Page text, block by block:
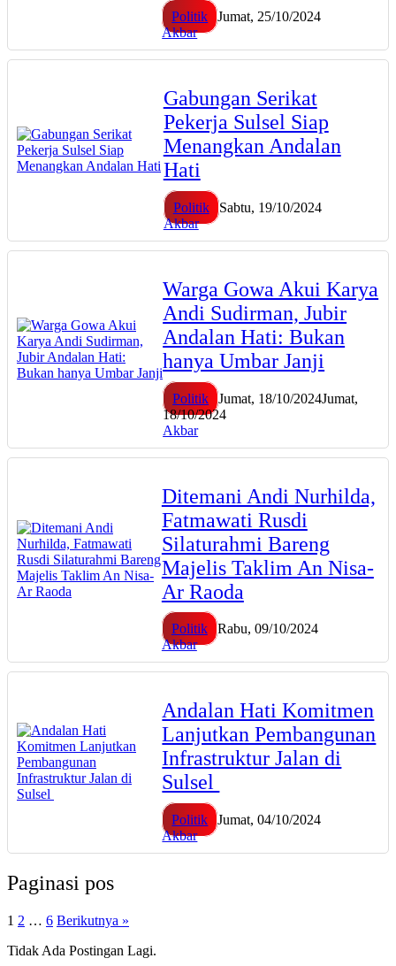
Politik
Jumat, 25/10/2024
Akbar
Gabungan Serikat
Pekerja Sulsel Siap
Menangkan Andalan
Hati
Politik
Sabtu, 19/10/2024
Akbar
Warga Gowa Akui Karya
Andi Sudirman, Jubir
Andalan Hati: Bukan
hanya Umbar Janji
Politik Jumat, 18/10/2024Jumat,
18/10/2024
Akbar
Ditemani Andi Nurhilda,
Fatmawati Rusdi
Silaturahmi Bareng
Majelis Taklim An Nisa-
Ar Raoda
Politik
Rabu, 09/10/2024
Akbar
Andalan Hati Komitmen
Lanjutkan Pembangunan
Infrastruktur Jalan di
Sulsel
Politik
Jumat, 04/10/2024
Akbar
Paginasi pos
1 2 … 6 Berikutnya »
Tidak Ada Postingan Lagi.